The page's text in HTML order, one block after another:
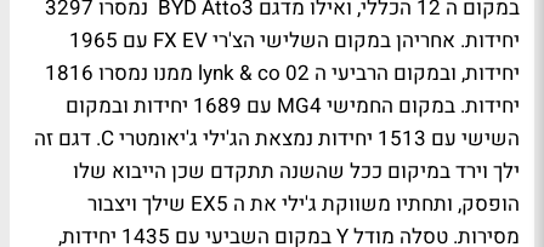
במקום ה 12 הכללי, ואילו מדגם BYD Atto3
נמסרו 3297
יחידות. אחריהן במקום השלישי הצ'ריFX EV
עם 1965
יחידות, ובמקום הרביעי ה lynk & co 02
ממנו נמסרו 1816
יחידות. במקום החמישיMG4
עם 1689 יחידות ובמקום
השישי עם 1513 יחידות נמצאת הג'ילי ג'יאומטרי
C. דגם זה
ילך וירד במיקום ככל שהשנה תתקדם שכן הייבוא שלו
הופסק, ותחתיו משווקת ג'ילי את ה EX5 שילך ויצבור
מסירות. טסלה מודלY
במקום השביעי עם 1435 יחידות,